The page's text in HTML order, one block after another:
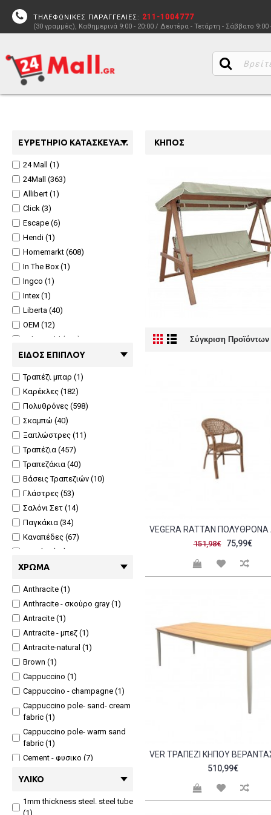
ΤΗΛΕΦΩΝΙΚΕΣ ΠΑΡΑΓΓΕΛΙΕΣ: 211-1004777
(30 γραμμές), Καθημερινά 9:00 - 20:00 / Δευτέρα - Τετάρτη - Σάββατο 9:00
ΕΥΡΕΤΉΡΙΟ ΚΑΤΑΣΚΕΥΑΣΤΏΝ
24 Mall (1)
24Mall (363)
Allibert (1)
Click (3)
Escape (6)
Hendi (1)
Homemarkt (608)
In The Box (1)
Ingco (1)
Intex (1)
Liberta (40)
OEM (12)
Pakoworld (124)
Woodwell (272)
ΕΊΔΟΣ ΕΠΊΠΛΟΥ
Τραπέζι μπαρ (1)
Καρέκλες (182)
Πολυθρόνες (598)
Σκαμπώ (40)
Ξαπλώστρες (11)
Τραπέζια (457)
Τραπεζάκια (40)
Βάσεις Τραπεζιών (10)
Γλάστρες (53)
Σαλόνι Σετ (14)
Παγκάκια (34)
Καναπέδες (67)
Gazebo (11)
Κούνιες (23)
Μαξιλάρια (16)
Αιώρες (5)
Βάσεις Ομπρέλας (1)
Αξεσουάρ (5)
Ντουλάπες (5)
Sets (270)
Είδη Σκίασης (1)
Τραπεζαρία (26)
Κήπου (786)
Στοιβαζόμενο (167)
Πάγκος (2)
ΧΡΏΜΑ
Anthracite (1)
Anthracite - σκούρο gray (1)
Antracite (1)
Antracite - μπεζ (1)
Antracite-natural (1)
Brown (1)
Cappuccino (1)
Cappuccino - champagne (1)
Cappuccino pole- sand- cream
fabric (1)
Cappuccino pole- warm sand
fabric (1)
Cement - φυσικο (7)
Cement ανοιχτό - φυσικο (2)
ΥΛΙΚΌ
1mm thickness steel. steel tube
(1)
ΚΉΠΟΣ
Σύγκριση Προϊόντων
151,98€ 75,99€
510,99€